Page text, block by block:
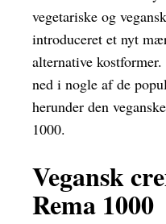
vegetariske og
introduceret et nyt
alternative
ned i nogle af de
herunder den
1000.
Vegansk
Rema 1000